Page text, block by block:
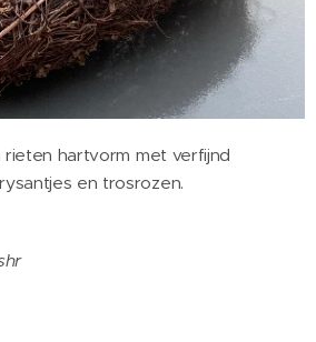
rieten hartvorm met verfijnd
en trosrozen.